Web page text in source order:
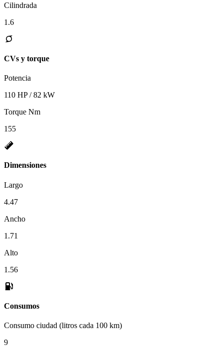
Cilindrada
1.6
CVs y torque
Potencia
110 HP / 82 kW
Torque Nm
155
Dimensiones
Largo
4.47
Ancho
1.71
Alto
1.56
Consumos
Consumo ciudad (litros cada 100 km)
9